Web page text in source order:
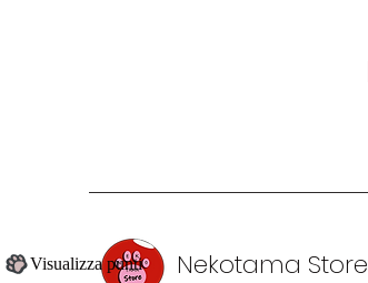
Nekotama Store
Visualizza punti